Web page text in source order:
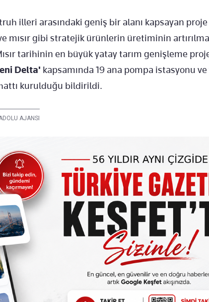
illeri arasındaki geniş bir alanı kapsayan
mısır gibi stratejik ürünlerin üretiminin
tarihinin en büyük yatay tarım genişleme
Delta' kapsamında 19 ana pompa istasyonu
kurulduğu bildirildi.
AJANSI